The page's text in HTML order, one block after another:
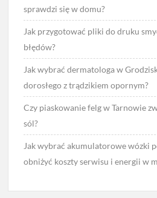
sprawdzi się w domu?
Jak przygotować pliki do druku
błędów?
Jak wybrać dermatologa w
dorosłego z trądzikiem opornym?
Czy piaskowanie felg w Tarnowie
sól?
Jak wybrać akumulatorowe wózki
obniżyć koszty serwisu i energii w